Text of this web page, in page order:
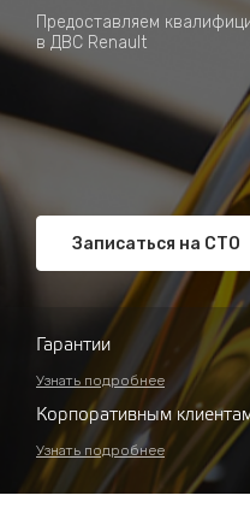
Предоставляем
в ДВС Renault
Записаться на СТО
Гарантии
Узнать подробнее
Корпоративным
Узнать подробнее